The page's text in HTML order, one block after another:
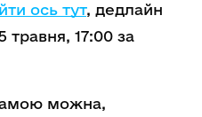
ось тут, дедлайн
травня, 17:00 за
можна,